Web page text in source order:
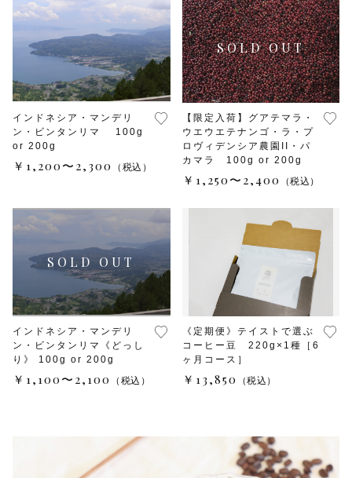
インドネシア・マンデリ
ン・ビンタンリマ 100g
or 200g
￥1,200〜2,300 （税込）
【限定入荷】グアテマラ・
ウエウエテナンゴ・ラ・プ
ロヴィデンシア農園II・パ
カマラ 100g or 200g
￥1,250〜2,400 （税込）
インドネシア・マンデリ
ン・ビンタンリマ《どっし
り》 100g or 200g
￥1,100〜2,100 （税込）
《定期便》テイストで選ぶ
コーヒー豆 220g×1種［6
ヶ月コース］
￥13,850 （税込）
お楽しみBOX
KUTEのおやつ箱